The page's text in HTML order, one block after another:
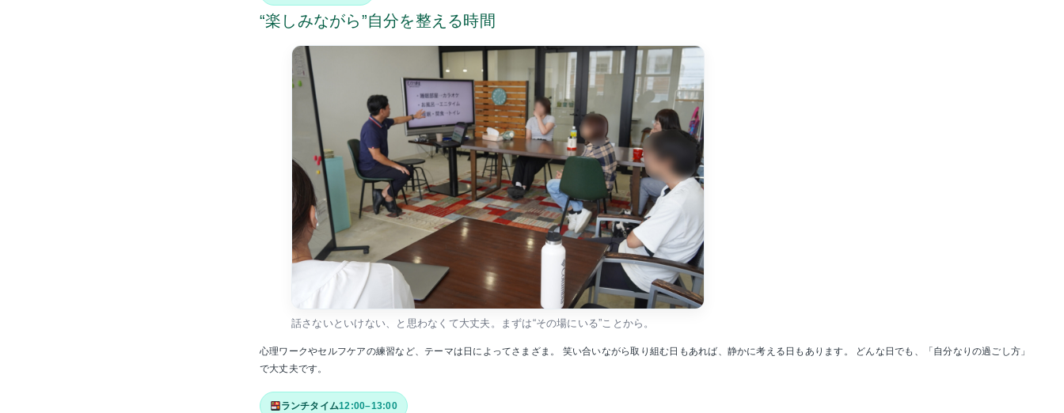
“楽しみながら”自分を整える時間
話さないといけない、と思わなくて大丈夫。まずは“その場にいる”ことから。
心理ワークやセルフケアの練習など、テーマは日によってさまざま。 笑い合いながら取り組む日もあれば、静かに考える日もあります。 どんな日でも、「自分なりの過ごし方」
で大丈夫です。
ランチタイム12:00–13:00